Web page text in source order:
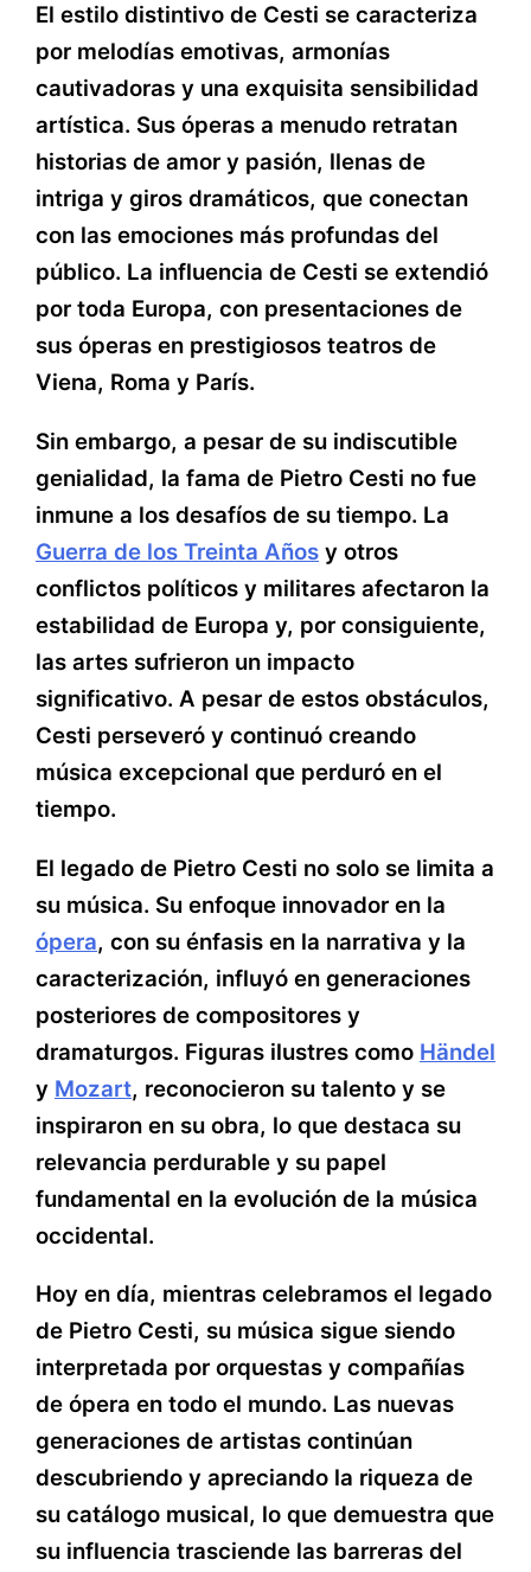
El estilo distintivo de Cesti se caracteriza
por melodías emotivas, armonías
cautivadoras y una exquisita sensibilidad
artística. Sus óperas a menudo retratan
historias de amor y pasión, llenas de
intriga y giros dramáticos, que conectan
con las emociones más profundas del
público. La influencia de Cesti se extendió
por toda Europa, con presentaciones de
sus óperas en prestigiosos teatros de
Viena, Roma y París.
Sin embargo, a pesar de su indiscutible
genialidad, la fama de Pietro Cesti no fue
inmune a los desafíos de su tiempo. La
Guerra de los Treinta Años y otros
conflictos políticos y militares afectaron la
estabilidad de Europa y, por consiguiente,
las artes sufrieron un impacto
significativo. A pesar de estos obstáculos,
Cesti perseveró y continuó creando
música excepcional que perduró en el
tiempo.
El legado de Pietro Cesti no solo se limita a
su música. Su enfoque innovador en la
ópera, con su énfasis en la narrativa y la
caracterización, influyó en generaciones
posteriores de compositores y
dramaturgos. Figuras ilustres como Händel
y Mozart, reconocieron su talento y se
inspiraron en su obra, lo que destaca su
relevancia perdurable y su papel
fundamental en la evolución de la música
occidental.
Hoy en día, mientras celebramos el legado
de Pietro Cesti, su música sigue siendo
interpretada por orquestas y compañías
de ópera en todo el mundo. Las nuevas
generaciones de artistas continúan
descubriendo y apreciando la riqueza de
su catálogo musical, lo que demuestra que
su influencia trasciende las barreras del